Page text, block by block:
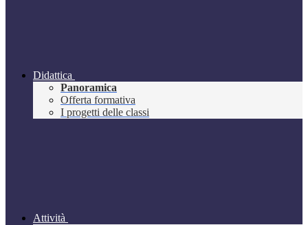
Didattica
Panoramica
Offerta formativa
I progetti delle classi
Attività